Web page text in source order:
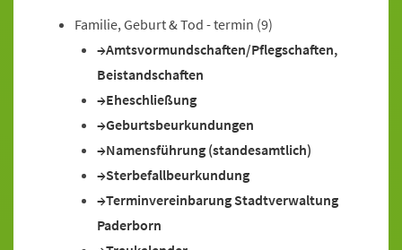
Familie, Geburt & Tod - termin (9)
Amtsvormundschaften/Pflegschaften,
Beistandschaften
Eheschließung
Geburtsbeurkundungen
Namensführung (standesamtlich)
Sterbefallbeurkundung
Terminvereinbarung Stadtverwaltung
Paderborn